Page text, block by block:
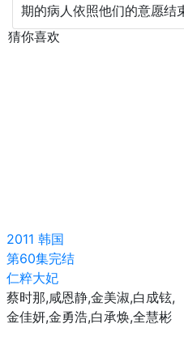
期的病人依照他们的意愿结
猜你喜欢
2011 韩国
第60集完结
仁粹大妃
蔡时那,咸恩静,金美淑,白成铉,
金佳妍,金勇浩,白承焕,全慧彬